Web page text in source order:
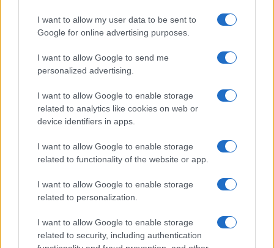
I want to allow my user data to be sent to
Google for online advertising purposes.
I want to allow Google to send me
personalized advertising.
I want to allow Google to enable storage
related to analytics like cookies on web or
device identifiers in apps.
I want to allow Google to enable storage
related to functionality of the website or app.
I want to allow Google to enable storage
related to personalization.
I want to allow Google to enable storage
related to security, including authentication
Scopri Terme De Montel: il più grande parco termale
urbano d’Europa
Beatrice Bonaventura · 9 Ago 2026
Sognare una bara è presagio di morte?
Sognare il fango ha anche dei significati positivi (che
ci crediate o no)